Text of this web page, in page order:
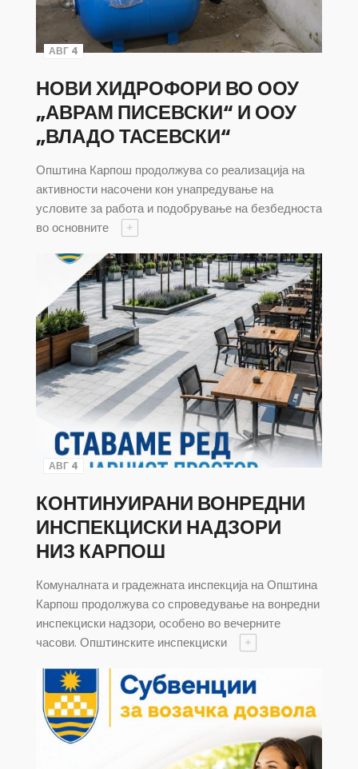
АВГ 4
НОВИ ХИДРОФОРИ ВО ООУ
„АВРАМ ПИСЕВСКИ“ И ООУ
„ВЛАДО ТАСЕВСКИ“
Општина Карпош продолжува со реализација на
активности насочени кон унапредување на
условите за работа и подобрување на безбедноста
во основните
+
АВГ 4
КОНТИНУИРАНИ ВОНРЕДНИ
ИНСПЕКЦИСКИ НАДЗОРИ
НИЗ КАРПОШ
Комуналната и градежната инспекција на Општина
Карпош продолжува со спроведување на вонредни
инспекциски надзори, особено во вечерните
часови. Општинските инспекциски
+